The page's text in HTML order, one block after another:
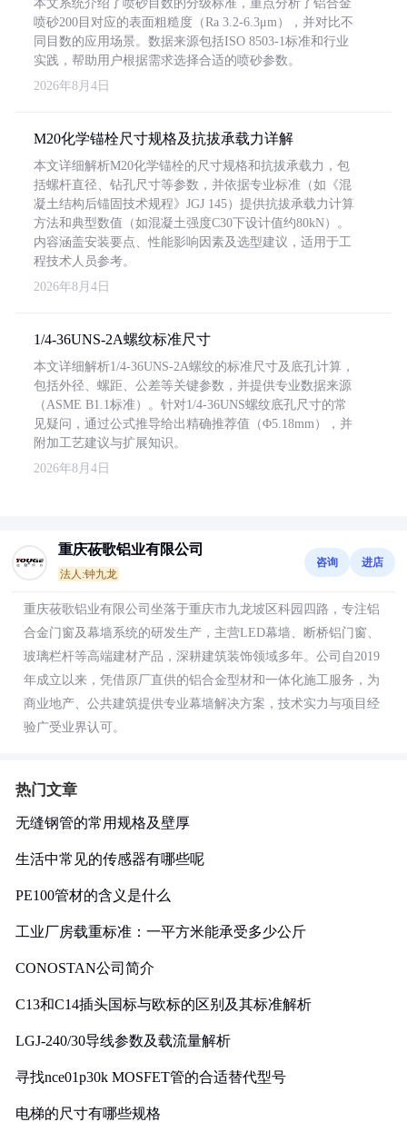
本文系统介绍了喷砂目数的分级标准，重点分析了铝合金
喷砂200目对应的表面粗糙度（Ra 3.2-6.3μm），并对比不
同目数的应用场景。数据来源包括ISO 8503-1标准和行业
实践，帮助用户根据需求选择合适的喷砂参数。
2026年8月4日
M20化学锚栓尺寸规格及抗拔承载力详解
本文详细解析M20化学锚栓的尺寸规格和抗拔承载力，包
括螺杆直径、钻孔尺寸等参数，并依据专业标准（如《混
凝土结构后锚固技术规程》JGJ 145）提供抗拔承载力计算
方法和典型数值（如混凝土强度C30下设计值约80kN）。
内容涵盖安装要点、性能影响因素及选型建议，适用于工
程技术人员参考。
2026年8月4日
1/4-36UNS-2A螺纹标准尺寸
本文详细解析1/4-36UNS-2A螺纹的标准尺寸及底孔计算，
包括外径、螺距、公差等关键参数，并提供专业数据来源
（ASME B1.1标准）。针对1/4-36UNS螺纹底孔尺寸的常
见疑问，通过公式推导给出精确推荐值（Φ5.18mm），并
附加工艺建议与扩展知识。
2026年8月4日
重庆莜歌铝业有限公司
法人:钟九龙
咨询 进店
重庆莜歌铝业有限公司坐落于重庆市九龙坡区科园四路，专注铝
合金门窗及幕墙系统的研发生产，主营LED幕墙、断桥铝门窗、
玻璃栏杆等高端建材产品，深耕建筑装饰领域多年。公司自2019
年成立以来，凭借原厂直供的铝合金型材和一体化施工服务，为
商业地产、公共建筑提供专业幕墙解决方案，技术实力与项目经
验广受业界认可。
热门文章
无缝钢管的常用规格及壁厚
生活中常见的传感器有哪些呢
PE100管材的含义是什么
工业厂房载重标准：一平方米能承受多少公斤
CONOSTAN公司简介
C13和C14插头国标与欧标的区别及其标准解析
LGJ-240/30导线参数及载流量解析
寻找nce01p30k MOSFET管的合适替代型号
电梯的尺寸有哪些规格